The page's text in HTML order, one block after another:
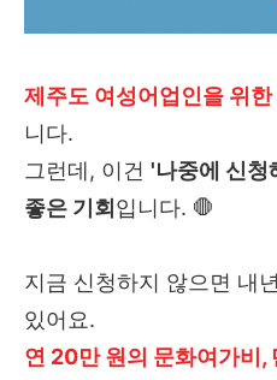
제주도 여성어업인을 위
니다.
그런데, 이건 '나중에 신청
좋은 기회 입니다. 🛑
지금 신청하지 않으면 내
있어요.
연 20만 원의 문화여가비,